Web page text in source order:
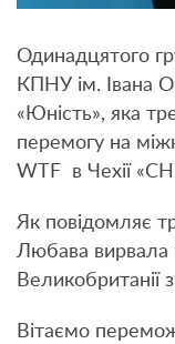
Одинадцятого
КПНУ ім. Івана
«Юність», яка
перемогу на
WTF в Чехії
Як повідомляє
Любава вирвала
Великобританії
Вітаємо